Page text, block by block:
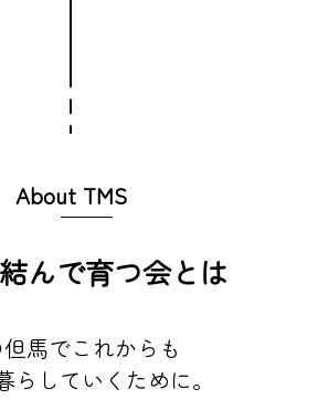
About TMS
んで育つ会とは
但馬でこれからも
らしていくために。